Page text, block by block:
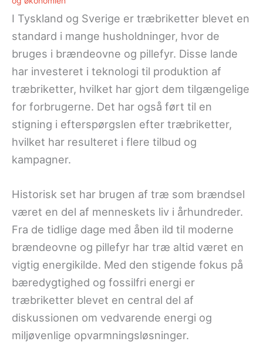
I Tyskland og Sverige er træbriketter blevet en
standard i mange husholdninger, hvor de
bruges i brændeovne og pillefyr. Disse lande
har investeret i teknologi til produktion af
træbriketter, hvilket har gjort dem tilgængelige
for forbrugerne. Det har også ført til en
stigning i efterspørgslen efter træbriketter,
hvilket har resulteret i flere tilbud og
kampagner.
Historisk set har brugen af træ som brændsel
været en del af menneskets liv i århundreder.
Fra de tidlige dage med åben ild til moderne
brændeovne og pillefyr har træ altid været en
vigtig energikilde. Med den stigende fokus på
bæredygtighed og fossilfri energi er
træbriketter blevet en central del af
diskussionen om vedvarende energi og
miljøvenlige opvarmningsløsninger.